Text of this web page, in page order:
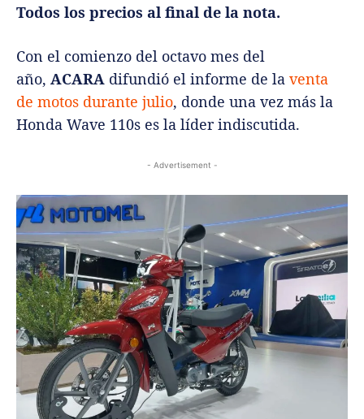
Todos los precios al final de la nota.
Con el comienzo del octavo mes del
año, ACARA difundió el informe de la venta
de motos durante julio, donde una vez más la
Honda Wave 110s es la líder indiscutida.
- Advertisement -